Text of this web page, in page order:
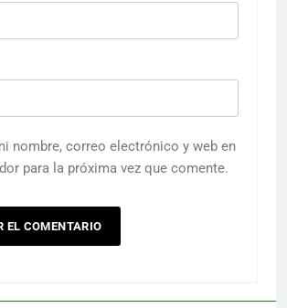
nombre, correo electrónico y web en
para la próxima vez que comente.